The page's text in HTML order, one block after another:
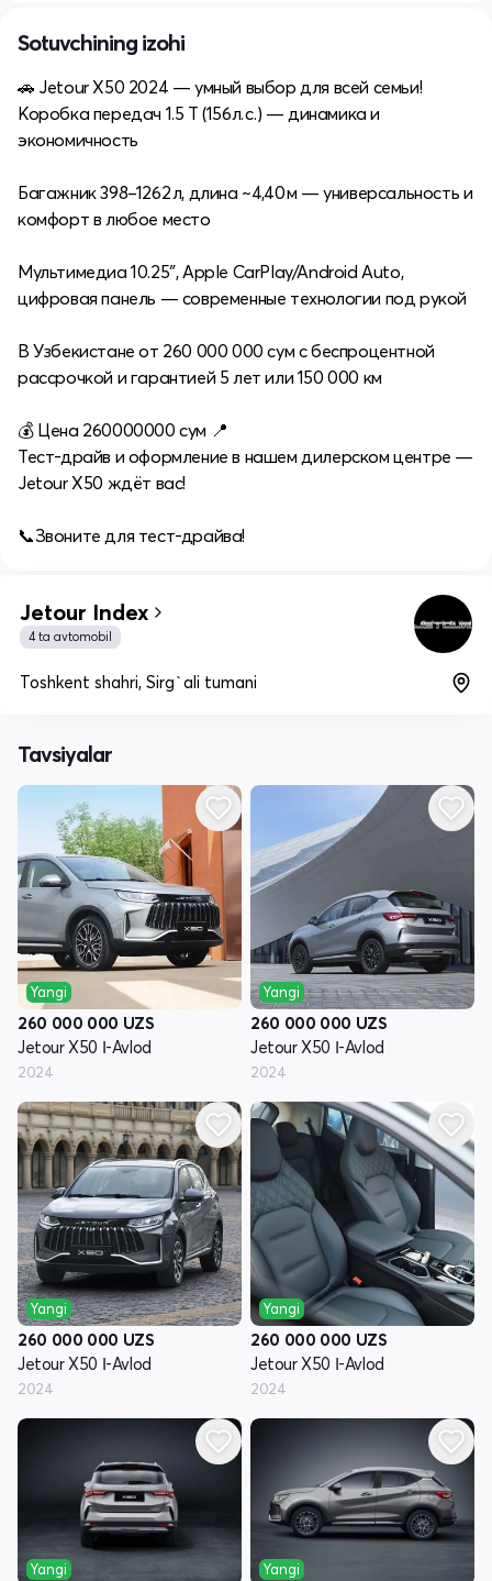
Sotuvchining izohi
🚗 Jetour X50 2024 — умный выбор для всей семьи!
Коробка передач 1.5 T (156л. с.) — динамика и
экономичность
Багажник 398–1262 л, длина ~4,40 м — универсальность и
комфорт в любое место
Мультимедиа 10.25″, Apple CarPlay/Android Auto,
цифровая панель — современные технологии под рукой
В Узбекистане от 260 000 000 сум с беспроцентной
рассрочкой и гарантией 5 лет или 150 000 км
💰 Цена 260000000 сум 📍
Тест-драйв и оформление в нашем дилерском центре —
Jetour Х50 ждёт вас!
📞Звоните для тест‑драйва!
Jetour Index
4 ta avtomobil
Toshkent shahri, Sirg`ali tumani
Tavsiyalar
Yangi
260 000 000 UZS
Jetour X50 Ι-Avlod
2024
Yangi
260 000 000 UZS
Jetour X50 Ι-Avlod
2024
Yangi
260 000 000 UZS
Jetour X50 Ι-Avlod
2024
Yangi
260 000 000 UZS
Jetour X50 Ι-Avlod
2024
Yangi Yangi